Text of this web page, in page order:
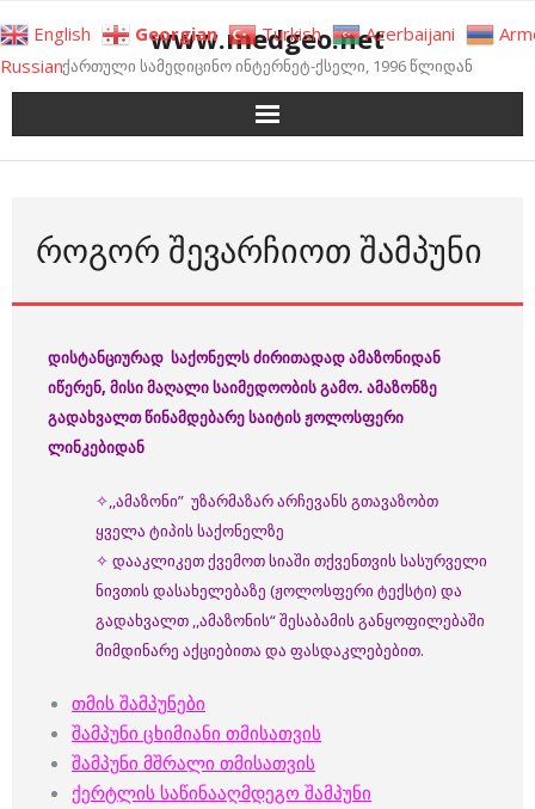
to
content
www.medgeo.net
ქართული სამედიცინო ინტერნეტ-ქსელი, 1996 წლიდან
ᲠᲝᲒᲝᲠ ᲨᲔᲕᲐᲠᲩᲘᲝᲗ ᲨᲐᲛᲞᲣᲜᲘ
დისტანციურად საქონელს ძირითადად ამაზონიდან
იწერენ, მისი მაღალი საიმედოობის გამო. ამაზონზე
გადახვალთ წინამდებარე საიტის ჟოლოსფერი
ლინკებიდან
✧,,ამაზონი” უზარმაზარ არჩევანს გთავაზობთ
ყველა ტიპის საქონელზე
✧ დააკლიკეთ ქვემოთ სიაში თქვენთვის სასურველი
ნივთის დასახელებაზე (ჟოლოსფერი ტექსტი) და
გადახვალთ ,,ამაზონის“ შესაბამის განყოფილებაში
მიმდინარე აქციებითა და ფასდაკლებებით.
თმის შამპუნები
შამპუნი ცხიმიანი თმისათვის
შამპუნი მშრალი თმისათვის
ქერტლის საწინააღმდეგო შამპუნი
English Georgian Turkish Azerbaijani
Russian